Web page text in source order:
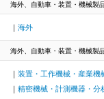
海外、自動車・装置・機械製
海外
海外、自動車・装置・機械製
装置・工作機械・産業機
精密機械・計測機器・分